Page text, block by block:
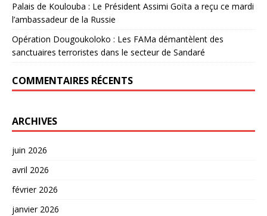
Palais de Koulouba : Le Président Assimi Goïta a reçu ce mardi
l’ambassadeur de la Russie
Opération Dougoukoloko : Les FAMa démantèlent des
sanctuaires terroristes dans le secteur de Sandaré
COMMENTAIRES RÉCENTS
ARCHIVES
juin 2026
avril 2026
février 2026
janvier 2026